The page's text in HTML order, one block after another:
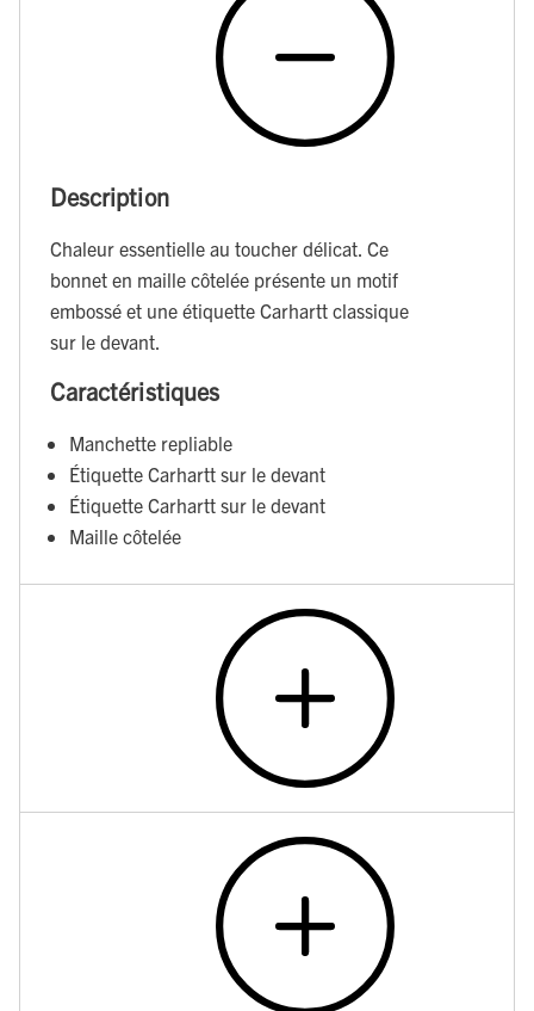
Description
Chaleur essentielle au toucher délicat. Ce
bonnet en maille côtelée présente un motif
embossé et une étiquette Carhartt classique
sur le devant.
Caractéristiques
Manchette repliable
Étiquette Carhartt sur le devant
Étiquette Carhartt sur le devant
Maille côtelée